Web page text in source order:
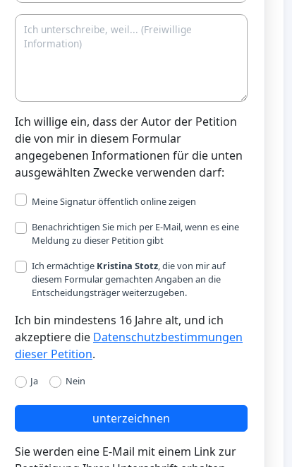
Ich willige ein, dass der Autor der Petition
die von mir in diesem Formular
angegebenen Informationen für die unten
ausgewählten Zwecke verwenden darf:
Meine Signatur öffentlich online zeigen
Benachrichtigen Sie mich per E-Mail, wenn es eine
Meldung zu dieser Petition gibt
Ich ermächtige Kristina Stotz, die von mir auf
diesem Formular gemachten Angaben an die
Entscheidungsträger weiterzugeben.
Ich bin mindestens 16 Jahre alt, und ich
akzeptiere die Datenschutzbestimmungen
dieser Petition.
Ja Nein
unterzeichnen
Sie werden eine E-Mail mit einem Link zur